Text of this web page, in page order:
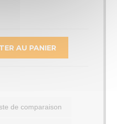
AU PANIER
de comparaison